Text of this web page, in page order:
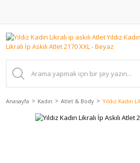
Anasayfa Kadın Atlet & Body Yıldız Kadın